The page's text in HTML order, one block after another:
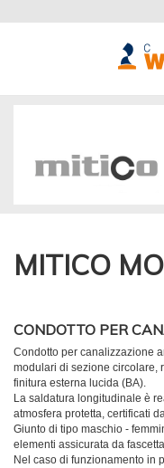
MITICO
CONDOTTO PER
Condotto per canalizzazione
modulari di sezione circolare,
finitura esterna lucida (BA).
La saldatura longitudinale è
atmosfera protetta, certificati
Giunto di tipo maschio -
elementi assicurata da
Nel caso di funzionamento in